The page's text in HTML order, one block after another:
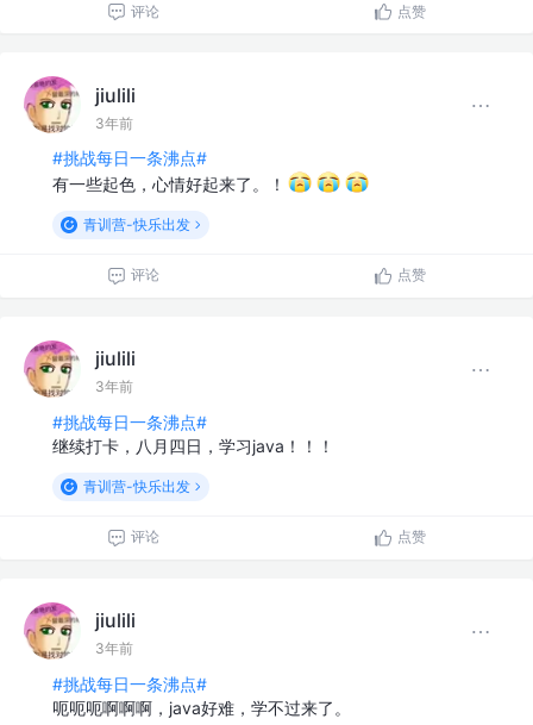
评论 点赞
jiulili
3年前
#挑战每日一条沸点#
有一些起色，心情好起来了。！
青训营-快乐出发
评论 点赞
jiulili
3年前
#挑战每日一条沸点#
继续打卡，八月四日，学习java！！！
青训营-快乐出发
评论 点赞
jiulili
3年前
#挑战每日一条沸点#
呃呃呃啊啊啊，java好难，学不过来了。